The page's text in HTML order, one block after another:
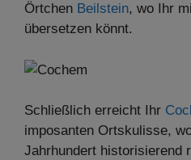
Örtchen Beilstein, wo Ihr
übersetzen könnt.
Schließlich erreicht Ihr
imposanten Ortskulisse,
Jahrhundert historisierend